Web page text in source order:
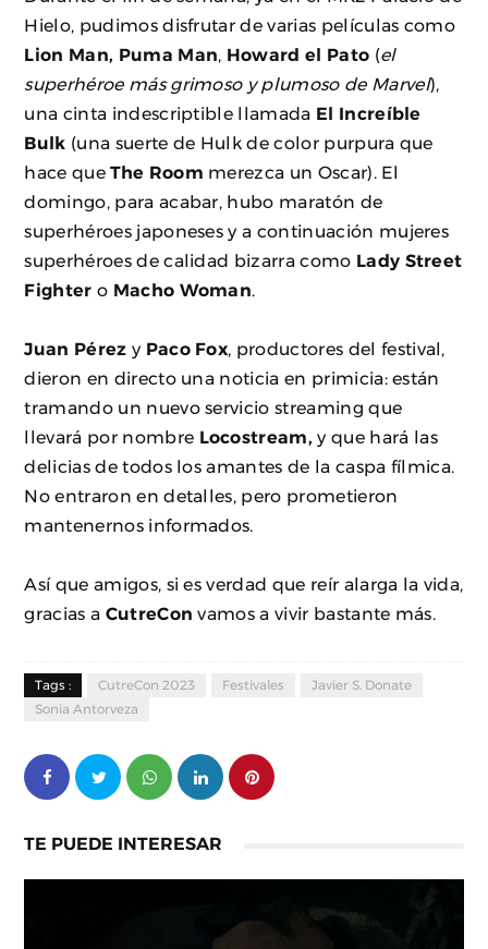
Hielo, pudimos disfrutar de varias películas como
Lion Man, Puma Man
Howard el Pato (el
superhéroe más grimoso y plumoso de Marvel),
una cinta indescriptible llamada El Increíble
Bulk (una suerte de Hulk de color purpura que
hace queThe Room merezca un Oscar). El
domingo, para acabar, hubo maratón de
superhéroes japoneses y a continuación mujeres
superhéroes de calidad bizarra como Lady Street
Fighter o Macho Woman
Juan Pérez y Paco Fox , productores del festival,
dieron en directo una noticia en primicia: están
tramando un nuevo servicio streaming que
llevará por nombre Locostream,y que hará las
delicias de todos los amantes de la caspa fílmica.
No entraron en detalles, pero prometieron
mantenernos informados.
Así que amigos, si es verdad que reír alarga la vida,
gracias a CutreCon vamos a vivir bastante más.
Tags : CutreCon 2023 Festivales
Javier S. Donate
Sonia Antorveza
TE PUEDE INTERESAR